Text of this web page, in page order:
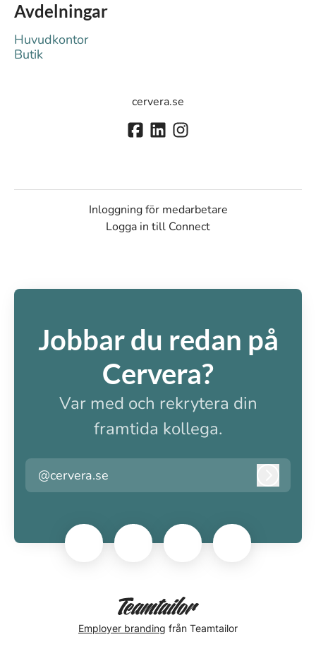
Avdelningar
Huvudkontor
Butik
cervera.se
Inloggning för medarbetare
Logga in till Connect
Jobbar du redan på
Cervera?
Var med och rekrytera din
framtida kollega.
@cervera.se
Employer branding från Teamtailor